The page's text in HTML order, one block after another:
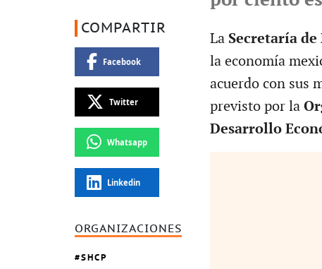
COMPARTIR
Facebook
Twitter
Whatsapp
Linkedin
ORGANIZACIONES
SHCP
La Secretaría
la economía
acuerdo con sus
previsto por la
Desarrollo